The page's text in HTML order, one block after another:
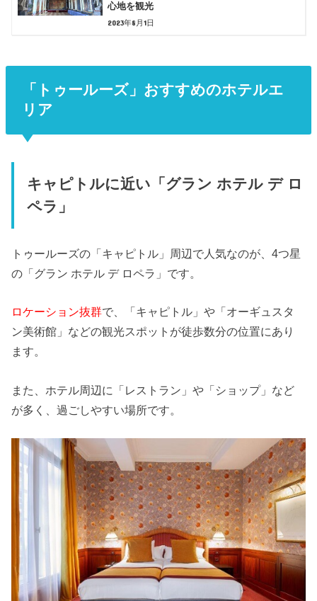
心地を観光
2023年8月1日
「トゥールーズ」おすすめのホテルエ
リア
キャピトルに近い「グラン ホテル デ ロ
ペラ」
トゥールーズの「キャピトル」周辺で人気なのが、4つ星
の「グラン ホテル デ ロペラ」です。
ロケーション抜群で、「キャピトル」や「オーギュスタ
ン美術館」などの観光スポットが徒歩数分の位置にあり
ます。
また、ホテル周辺に「レストラン」や「ショップ」など
が多く、過ごしやすい場所です。